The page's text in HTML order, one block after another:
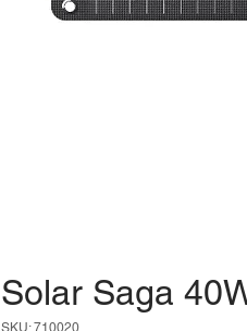
Solar Saga
SKU: 710020